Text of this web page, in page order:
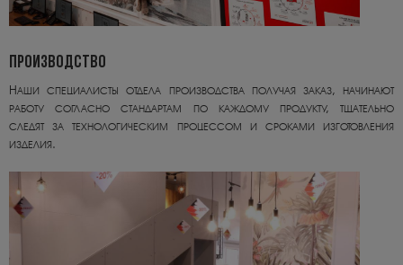
ПРОИЗВОДСТВО
Наши специалисты отдела производства получая заказ, начинают
работу согласно стандартам по каждому продукту, тщательно
следят за технологическим процессом и сроками изготовления
изделия.